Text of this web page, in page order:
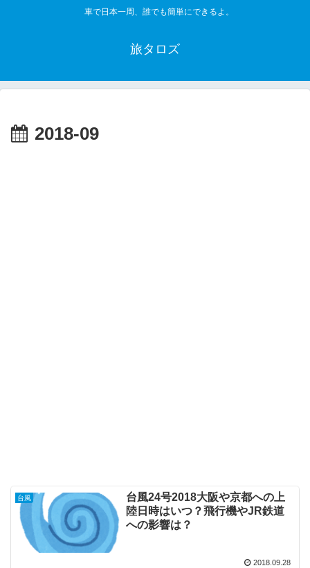
車で日本一周、誰でも簡単にできるよ。
旅タロズ
2018-09
台風
台風24号2018大阪や京都への上
陸日時はいつ？飛行機やJR鉄道
への影響は？
2018.09.28